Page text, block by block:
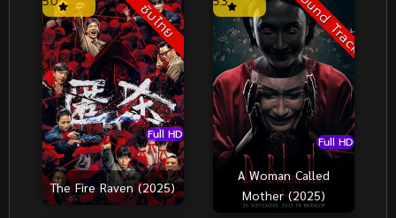
ซับไทย
Full HD
The Fire Raven (2025)
Sound Track
Full HD
A Woman Called
Mother (2025)